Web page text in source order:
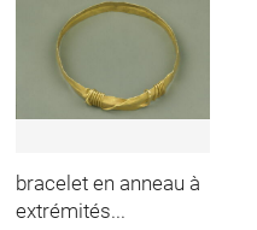
bracelet en anneau à
extrémités...